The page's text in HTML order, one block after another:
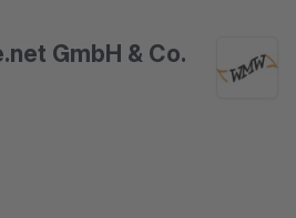
GmbH & Co.